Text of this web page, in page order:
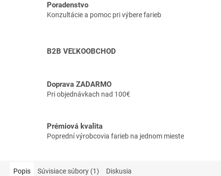
Poradenstvo
Konzultácie a pomoc pri výbere farieb
B2B VEĽKOOBCHOD
Doprava ZADARMO
Pri objednávkach nad 100€
Prémiová kvalita
Poprední výrobcovia farieb na jednom mieste
Popis Súvisiace súbory (1) Diskusia